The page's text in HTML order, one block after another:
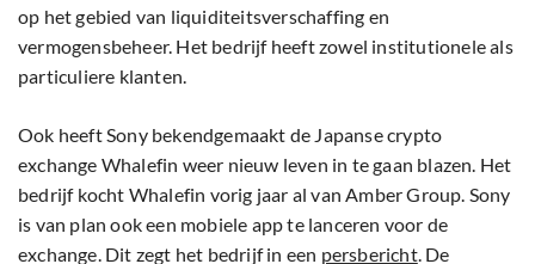
op het gebied van liquiditeitsverschaffing en
vermogensbeheer. Het bedrijf heeft zowel institutionele als
particuliere klanten.
Ook heeft Sony bekendgemaakt de Japanse crypto
exchange Whalefin weer nieuw leven in te gaan blazen. Het
bedrijf kocht Whalefin vorig jaar al van Amber Group. Sony
is van plan ook een mobiele app te lanceren voor de
exchange. Dit zegt het bedrijf in een persbericht. De